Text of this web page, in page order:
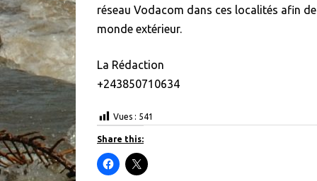
réseau Vodacom dans ces localités afin
monde extérieur.
La Rédaction
+243850710634
Vues : 541
Share this:
C
l
C
l